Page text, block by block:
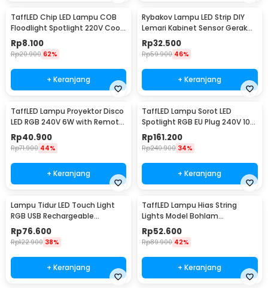
TaffLED Chip LED Lampu COB
Floodlight Spotlight 220V Cool
White 6000K 50W - COB4060-
AC220-50
Rp8.100
Rp20.900 62%
+ Keranjang
Rybakov Lampu LED Strip DIY
Lemari Kabinet Sensor Gerak
4.5W 1M - 2835
Rp32.500
Rp59.900 46%
+ Keranjang
TaffLED Lampu Proyektor Disco
LED RGB 240V 6W with Remote
Control - CY-LV-RG
Rp40.900
Rp71.900 44%
+ Keranjang
TaffLED Lampu Sorot LED
Spotlight RGB EU Plug 240V 10W
- L18RG
Rp161.200
Rp240.900 34%
+ Keranjang
Lampu Tidur LED Touch Light
RGB USB Rechargeable
1500mAh 5V 3W - F8-1
Rp76.600
Rp122.900 38%
+ Keranjang
TaffLED Lampu Hias String
Lights Model Bohlam
Waterproof 20 LED 5M - PD039
Rp52.600
Rp89.900 42%
+ Keranjang